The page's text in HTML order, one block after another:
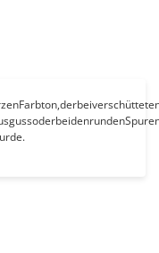
Farbton,derbei
oderbeidenrunden